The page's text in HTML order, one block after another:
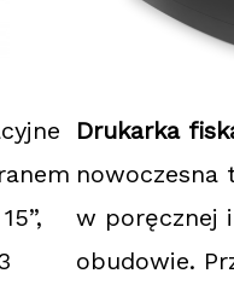
Drukarka
nowoczesna
w poręcznej
obudowie.